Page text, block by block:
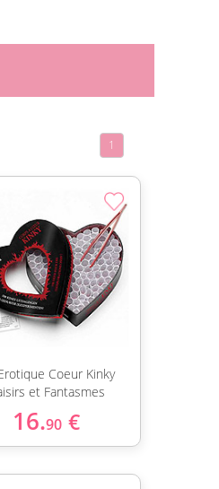
1
Coeur Kinky
et Fantasmes
16.90 €